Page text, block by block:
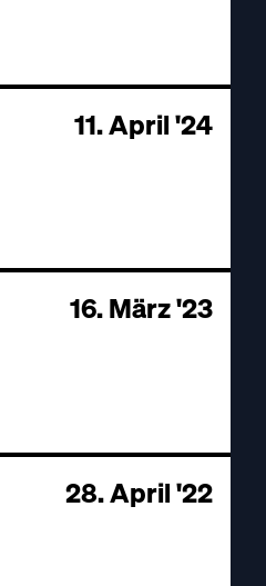
11. April '24
16. März '23
28. April '22